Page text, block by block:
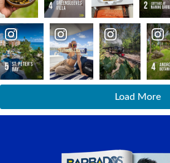
Load More